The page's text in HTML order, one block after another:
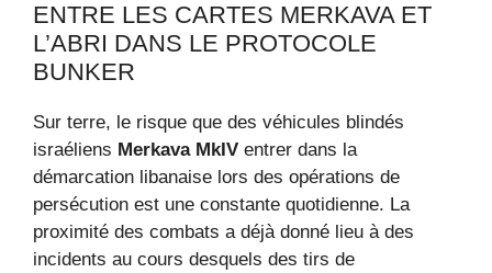
ENTRE LES CARTES MERKAVA ET
L’ABRI DANS LE PROTOCOLE
BUNKER
Sur terre, le risque que des véhicules blindés
israéliens Merkava MkIV entrer dans la
démarcation libanaise lors des opérations de
persécution est une constante quotidienne. La
proximité des combats a déjà donné lieu à des
incidents au cours desquels des tirs de